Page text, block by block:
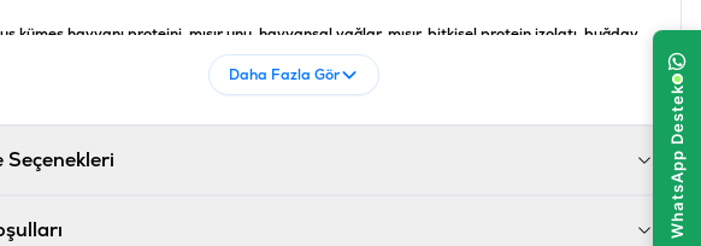
kümes hayvanı proteini, mısır unu, hayvansal yağlar, mısır, bitkisel protein izolatı, buğday
hayvansal proteinler, mineraller, pancar küspesi, mısır gluteni, bitkisek lifler, soya yağı,
frukto-oligo-sakkaridler (%0.34), filsuyum kabukları ve tohumları, hidrolize maya (manno-
A Vitamini 16000 IU, D3 Vitamini IU 1000, Vitamin E : 490 mg, E1 (demir) 45 mg, E2
sindirilebilirligi nedeniyle seçilen protein.
Daha Fazla Gör
Seçenekleri